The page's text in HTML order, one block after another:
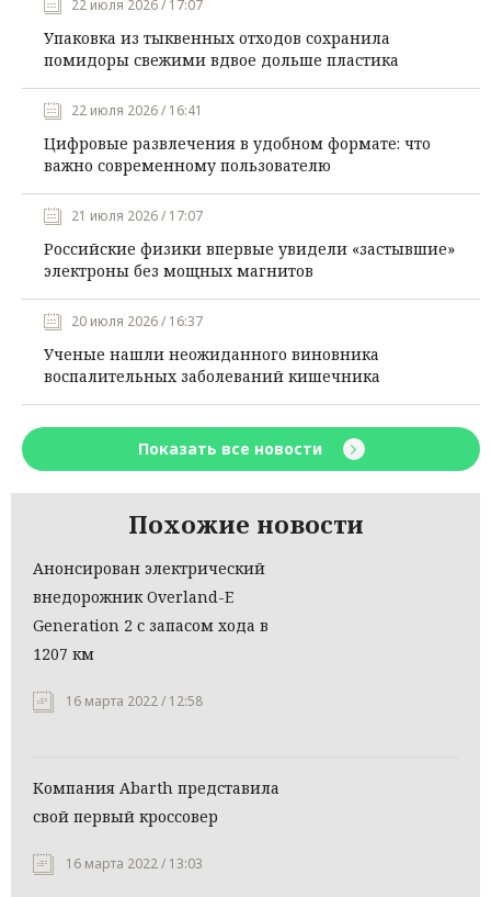
22 июля 2026 / 17:07
Упаковка из тыквенных отходов сохранила
помидоры свежими вдвое дольше пластика
22 июля 2026 / 16:41
Цифровые развлечения в удобном формате: что
важно современному пользователю
21 июля 2026 / 17:07
Российские физики впервые увидели «застывшие»
электроны без мощных магнитов
20 июля 2026 / 16:37
Ученые нашли неожиданного виновника
воспалительных заболеваний кишечника
Показать все новости
Похожие новости
Анонсирован электрический
внедорожник Overland-E
Generation 2 с запасом хода в
1207 км
16 марта 2022 / 12:58
Компания Abarth представила
свой первый кроссовер
16 марта 2022 / 13:03